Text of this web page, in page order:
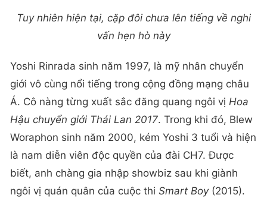
Tuy nhiên hiện tại, cặp đôi chưa lên tiếng về nghi
vấn hẹn hò này
Yoshi Rinrada sinh năm 1997, là mỹ nhân chuyển
giới vô cùng nổi tiếng trong cộng đồng mạng châu
Á. Cô nàng từng xuất sắc đăng quang ngôi vị Hoa
Hậu chuyển giới Thái Lan 2017. Trong khi đó, Blew
Woraphon sinh năm 2000, kém Yoshi 3 tuổi và hiện
là nam diễn viên độc quyền của đài CH7. Được
biết, anh chàng gia nhập showbiz sau khi giành
ngôi vị quán quân của cuộc thi Smart Boy(2015).